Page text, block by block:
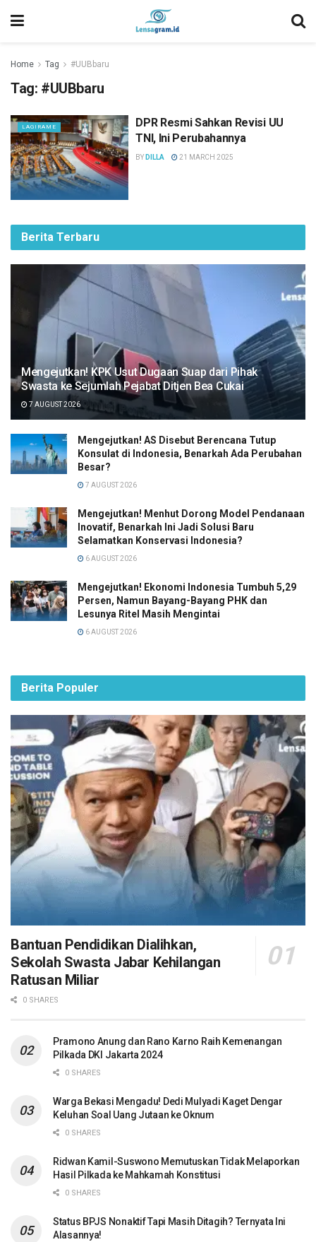
Home Tag #UUBbaru
Tag: #UUBbaru
LAGIRAME
DPR Resmi Sahkan Revisi UU
TNI, Ini Perubahannya
BY DILLA 21 MARCH 2025
Berita Terbaru
Mengejutkan! KPK Usut Dugaan Suap dari Pihak
Swasta ke Sejumlah Pejabat Ditjen Bea Cukai
7 AUGUST 2026
Mengejutkan! AS Disebut Berencana Tutup
Konsulat di Indonesia, Benarkah Ada Perubahan
Besar?
7 AUGUST 2026
Mengejutkan! Menhut Dorong Model Pendanaan
Inovatif, Benarkah Ini Jadi Solusi Baru
Selamatkan Konservasi Indonesia?
6 AUGUST 2026
Mengejutkan! Ekonomi Indonesia Tumbuh 5,29
Persen, Namun Bayang-Bayang PHK dan
Lesunya Ritel Masih Mengintai
6 AUGUST 2026
Berita Populer
Bantuan Pendidikan Dialihkan,
Sekolah Swasta Jabar Kehilangan
Ratusan Miliar
0 SHARES
Pramono Anung dan Rano Karno Raih Kemenangan
Pilkada DKI Jakarta 2024
0 SHARES
Warga Bekasi Mengadu! Dedi Mulyadi Kaget Dengar
Keluhan Soal Uang Jutaan ke Oknum
0 SHARES
Ridwan Kamil-Suswono Memutuskan Tidak Melaporkan
Hasil Pilkada ke Mahkamah Konstitusi
0 SHARES
Status BPJS Nonaktif Tapi Masih Ditagih? Ternyata Ini
Alasannya!